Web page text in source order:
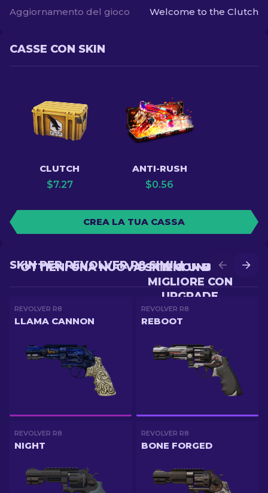
Aggiornamento del gioco Welcome to the Clutch
CASSE CON SKIN
CLUTCH
$7.27
ANTI-RUSH
$0.56
CREA LA TUA CASSA
OTTIENI UNA SKIN
MIGLIORE CON
UPGRADE
OTTIENI UNA NUOVA SKIN CON BATTLE
SKIN PER REVOLVER R8 SIMILI
REVOLVER R8
LLAMA CANNON
REVOLVER R8
REBOOT
REVOLVER R8
NIGHT
REVOLVER R8
BONE FORGED